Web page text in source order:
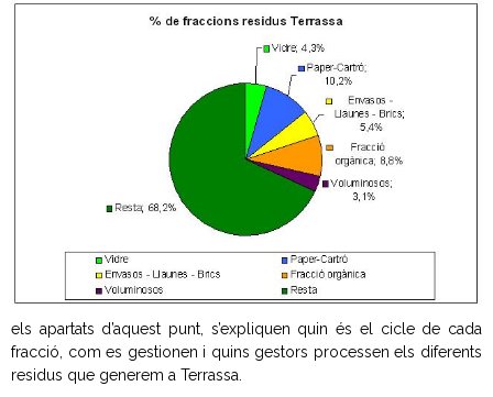
Residus Municipals
- Recollida selectiva
- - Fraccions de residus
- Mobles i estris vells
- Neteja i reparació de contenidors
Deixalleries municipals
els apartats d’aquest punt, s’expliquen quin és el cicle de cada
fracció, com es gestionen i quins gestors processen els diferents
residus que generem a Terrassa.